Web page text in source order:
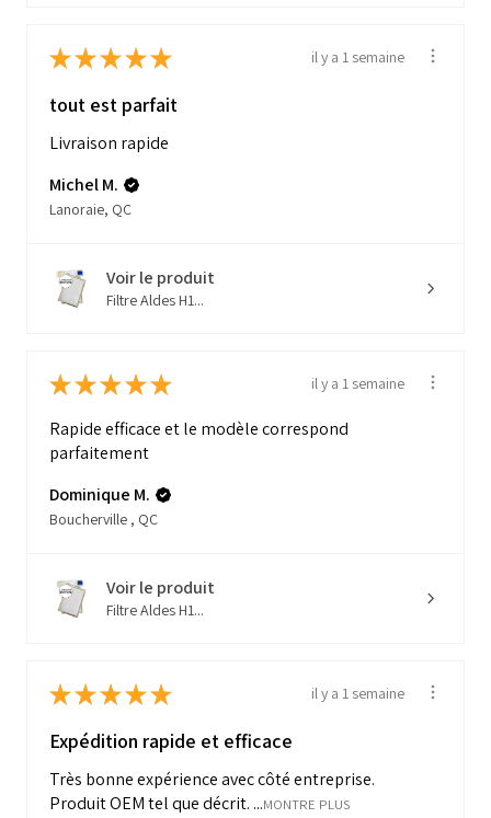
★★★★★ il y a 1 semaine
tout est parfait
Livraison rapide
Michel M.
Lanoraie, QC
Voir le produit
Filtre Aldes H1...
★★★★★ il y a 1 semaine
Rapide efficace et le modèle correspond
parfaitement
Dominique M.
Boucherville , QC
Voir le produit
Filtre Aldes H1...
★★★★★ il y a 1 semaine
Expédition rapide et efficace
Très bonne expérience avec côté entreprise.
Produit OEM tel que décrit. ...MONTRE PLUS